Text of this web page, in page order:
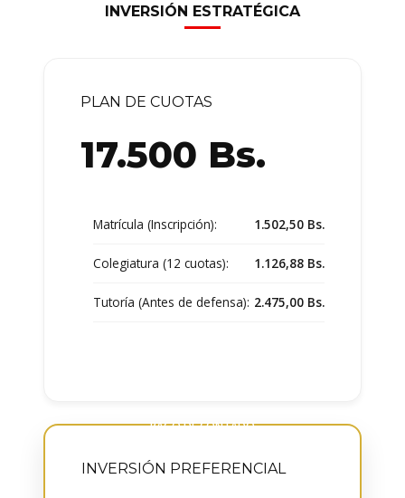
INVERSIÓN ESTRATÉGICA
PLAN DE CUOTAS
17.500 Bs.
Matrícula (Inscripción): 1.502,50 Bs.
Colegiatura (12 cuotas): 1.126,88 Bs.
Tutoría (Antes de defensa): 2.475,00 Bs.
PAGO DE CONTADO
INVERSIÓN PREFERENCIAL